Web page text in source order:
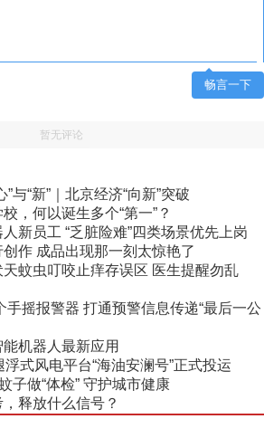
畅言一下
暂无评论
与“新”｜北京经济“向新”突破
，何以诞生多个“第一”？
新员工 “乏脏险难”四类场景优先上岗
作 成品出现那一刻太惊艳了
天蚊虫叮咬止痒存误区 医生提醒勿乱
摇报警器 打通预警信息传递“最后一公
机器人最新应用
式风电平台“海油安澜号”正式投运
子做“体检” 守护城市健康
释放什么信号？